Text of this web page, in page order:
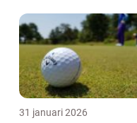
31 januari 2026